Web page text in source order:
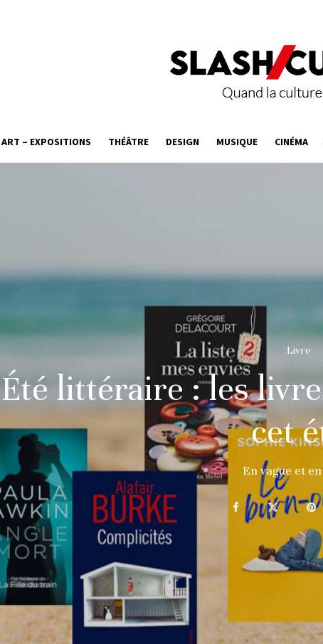
ART – EXPOSITIONS THÉÂTRE DESIGN MUSIQUE CINÉMA
Livre
Été littéraire : les
cet
En vague et